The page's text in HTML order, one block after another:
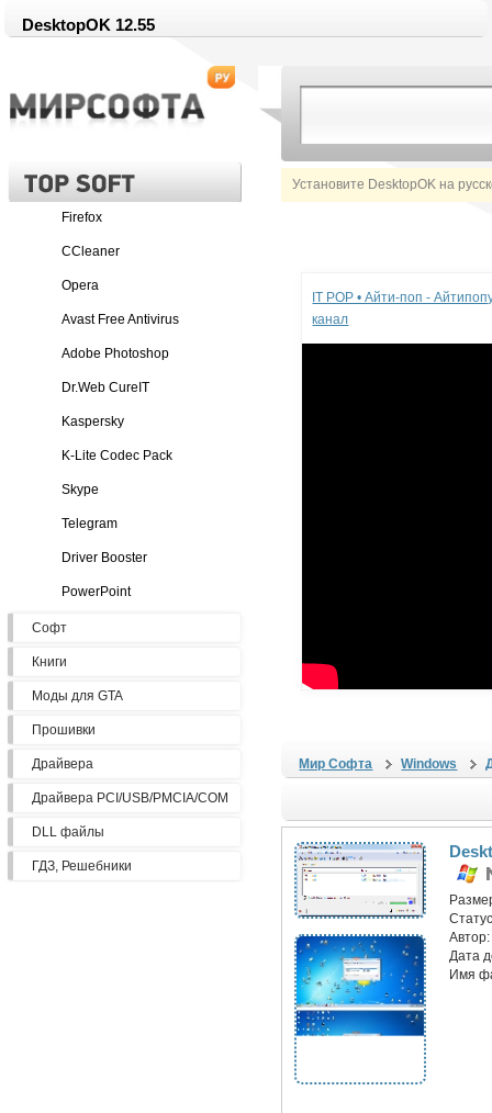
DesktopOK 12.55
Установите DesktopOK на
Firefox
CCleaner
Opera
Avast Free Antivirus
Adobe Photoshop
Dr.Web CureIT
Kaspersky
K-Lite Codec Pack
Skype
Telegram
Driver Booster
PowerPoint
Софт
Книги
Моды для GTA
Прошивки
Драйвера
Драйвера PCI/USB/PMCIA/COM
DLL файлы
ГДЗ, Решебники
IT POP • Айти-поп -
канал
Мир Софта Windows
Дата
Имя